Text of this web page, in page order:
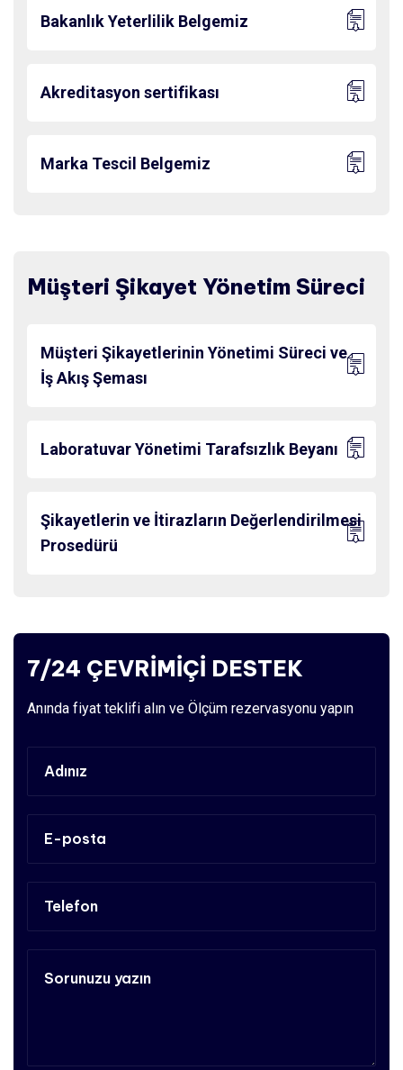
Bakanlık Yeterlilik Belgemiz
Akreditasyon sertifikası
Marka Tescil Belgemiz
Müşteri Şikayet Yönetim Süreci
Müşteri Şikayetlerinin Yönetimi Süreci ve
İş Akış Şeması
Laboratuvar Yönetimi Tarafsızlık Beyanı
Şikayetlerin ve İtirazların Değerlendirilmesi
Prosedürü
7/24 ÇEVRİMİÇİ DESTEK
Anında fiyat teklifi alın ve Ölçüm rezervasyonu yapın